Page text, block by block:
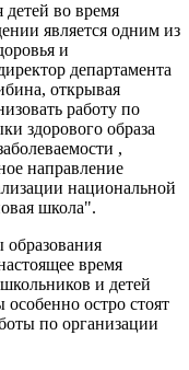
во время
является одним из
и
департамента
открывая
работу по
здорового образа
,
направление
национальной
школа".
время
и детей
остро стоят
по организации